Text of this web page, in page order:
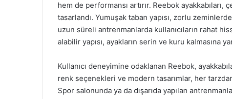
hem de performansı artırır. Reebok
tasarlandı. Yumuşak taban yapısı, zorlu
uzun süreli antrenmanlarda kullanıcıların rahat
alabilir yapısı, ayakların serin ve kuru kalmasına
Kullanıcı deneyimine odaklanan Reebok,
renk seçenekleri ve modern tasarımlar, her
Spor salonunda ya da dışarıda yapılan